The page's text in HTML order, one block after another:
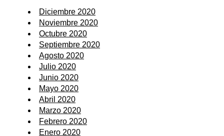
Diciembre 2020
Noviembre 2020
Octubre 2020
Septiembre 2020
Agosto 2020
Julio 2020
Junio 2020
Mayo 2020
Abril 2020
Marzo 2020
Febrero 2020
Enero 2020